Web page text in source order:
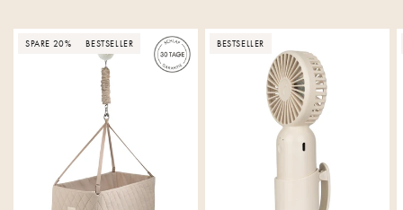
SPARE 20% BESTSELLER BESTSELLER